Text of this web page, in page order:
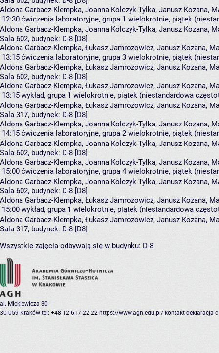
Aldona Garbacz-Klempka, Joanna Kolczyk-Tylka, Janusz Kozana,
12:30 ćwiczenia laboratoryjne, grupa 1 wielokrotnie, piątek
Aldona Garbacz-Klempka, Joanna Kolczyk-Tylka, Janusz Kozana,
Sala 602, budynek: D-8 [D8]
Aldona Garbacz-Klempka, Łukasz Jamrozowicz, Janusz Kozana,
13:15 ćwiczenia laboratoryjne, grupa 3 wielokrotnie, piątek
Aldona Garbacz-Klempka, Łukasz Jamrozowicz, Janusz Kozana,
Sala 602, budynek: D-8 [D8]
Aldona Garbacz-Klempka, Łukasz Jamrozowicz, Janusz Kozana,
13:15 wykład, grupa 1 wielokrotnie, piątek (niestandardowa
Aldona Garbacz-Klempka, Łukasz Jamrozowicz, Janusz Kozana,
Sala 317, budynek: D-8 [D8]
Aldona Garbacz-Klempka, Joanna Kolczyk-Tylka, Janusz Kozana,
14:15 ćwiczenia laboratoryjne, grupa 2 wielokrotnie, piątek
Aldona Garbacz-Klempka, Joanna Kolczyk-Tylka, Janusz Kozana,
Sala 602, budynek: D-8 [D8]
Aldona Garbacz-Klempka, Joanna Kolczyk-Tylka, Janusz Kozana,
15:00 ćwiczenia laboratoryjne, grupa 4 wielokrotnie, piątek
Aldona Garbacz-Klempka, Joanna Kolczyk-Tylka, Janusz Kozana,
Sala 602, budynek: D-8 [D8]
Aldona Garbacz-Klempka, Łukasz Jamrozowicz, Janusz Kozana,
15:00 wykład, grupa 1 wielokrotnie, piątek (niestandardowa
Aldona Garbacz-Klempka, Łukasz Jamrozowicz, Janusz Kozana,
Sala 317, budynek: D-8 [D8]
Wszystkie zajęcia odbywają się w budynku: D-8
al. Mickiewicza 30
30-059 Kraków tel: +48 12 617 22 22 https://www.agh.edu.pl/ kontakt deklaracja